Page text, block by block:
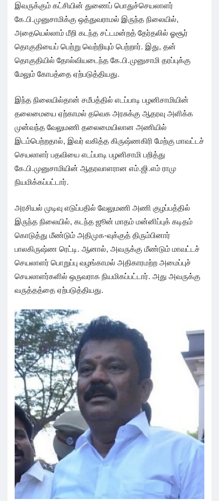
இவருக்கும் கட்சியின் துணைப் பொதுச்செயலாளர்
கே.பி.முனுசாமிக்கு ஒத்துவராமல் இருந்த நிலையில்,
அதையெல்லாம் மீறி கடந்த சட்டமன்றத் தேர்தலில் ஓசூர்
தொகுதியைப் பெற்று வெற்றியும் பெற்றார். இது, தன்
தொகுதியில் தோல்வியடைந்த கே.பி.முனுசாமி தரப்புக்கு
மேலும் கோபத்தை ஏற்படுத்தியது.
இந்த நிலையில்தான் சமீபத்தில் எடப்பாடி பழனிசாமியின்
தலைமையை ஏற்காமல் தவெக அரசுக்கு ஆதரவு அளிக்க
முன்வந்த வேலுமணி தலைமையிலான அணியில்
இடம்பெற்றதால், இவர் வகித்த கிருஷ்ணகிரி மேற்கு மாவட்டச்
செயலாளர் பதவியை எடப்பாடி பழனிசாமி பறித்து
கே.பி.முனுசாமியின் ஆதரவாளரான எம்.ஜி.எம் ராமு
நியமிக்கப்பட்டார்.
அரசியல் முடிவு எடுப்பதில் வேலுமணி அணி குழப்பத்தில்
இருந்த நிலையில், கடந்த ஜூன் மாதம் மன்னிப்புக் கடிதம்
கொடுத்து மீண்டும் அதிமுக-வுக்குத் திரும்பினார்
பாலகிருஷ்ண ரெட்டி. ஆனால், அவருக்கு மீண்டும் மாவட்டச்
செயலாளர் பொறுப்பு வழங்காமல் அதிகாரமற்ற அமைப்புச்
செயலாளர்களில் ஒருவராக நியமிகப்பட்டார். அது அவருக்கு
வருத்தத்தை ஏற்படுத்தியது.